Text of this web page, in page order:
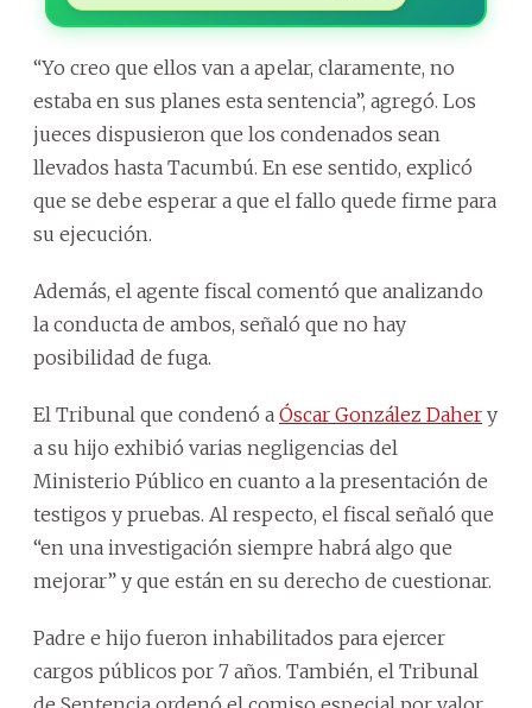
“Yo creo que ellos van a apelar, claramente, no
estaba en sus planes esta sentencia”, agregó. Los
jueces dispusieron que los condenados sean
llevados hasta Tacumbú. En ese sentido, explicó
que se debe esperar a que el fallo quede firme para
su ejecución.
Además, el agente fiscal comentó que analizando
la conducta de ambos, señaló que no hay
posibilidad de fuga.
El Tribunal que condenó a Óscar González Daher y
a su hijo exhibió varias negligencias del
Ministerio Público en cuanto a la presentación de
testigos y pruebas. Al respecto, el fiscal señaló que
“en una investigación siempre habrá algo que
mejorar” y que están en su derecho de cuestionar.
Padre e hijo fueron inhabilitados para ejercer
cargos públicos por 7 años. También, el Tribunal